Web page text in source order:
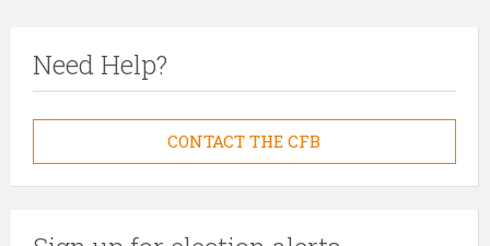
Need Help?
CONTACT THE CFB